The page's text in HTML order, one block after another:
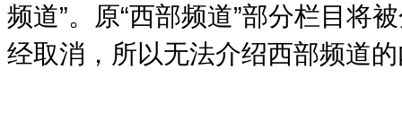
频道”。原“西部频道”部分栏目将
经取消，所以无法介绍西部频道